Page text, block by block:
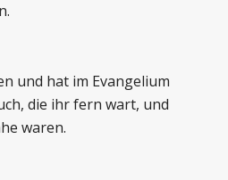
und hat im Evangelium
die ihr fern wart, und
waren.